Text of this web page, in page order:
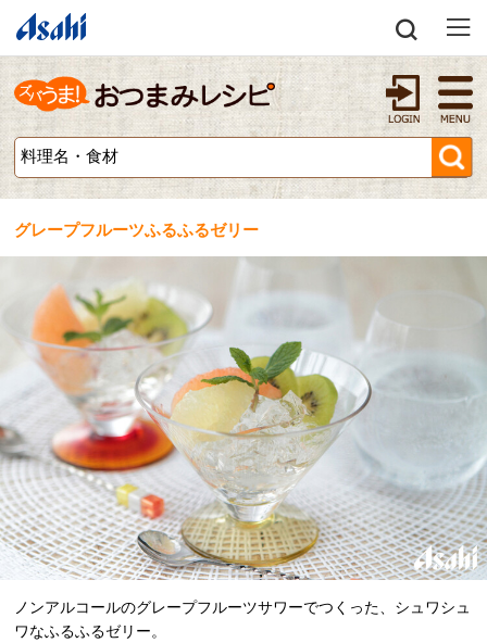
グレープフルーツふるふるゼリー
ノンアルコールのグレープフルーツサワーでつくった、シュワシュ
ワなふるふるゼリー。